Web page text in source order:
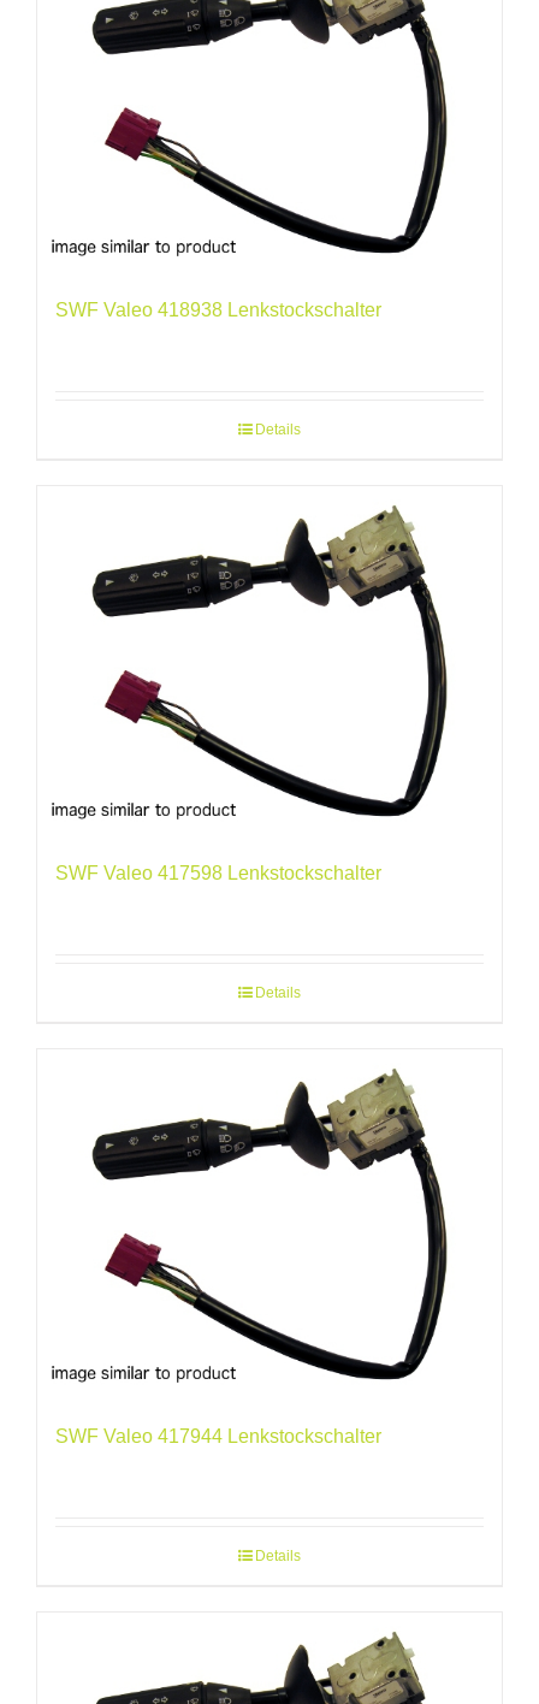
SWF Valeo 418938 Lenkstockschalter
Details
SWF Valeo 417598 Lenkstockschalter
Details
SWF Valeo 417944 Lenkstockschalter
Details